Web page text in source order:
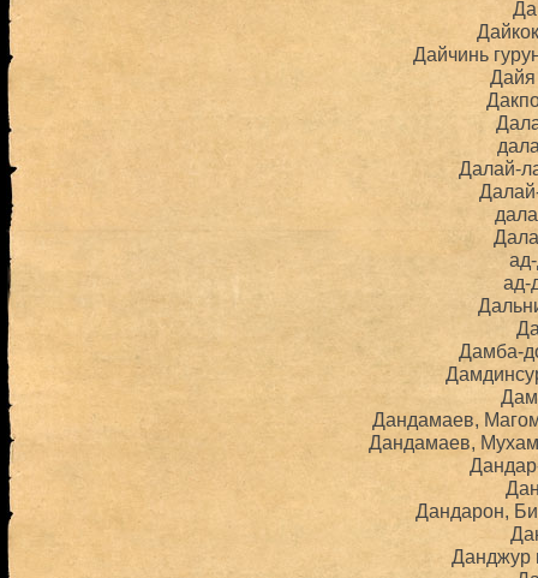
Дайчинь
Далай-
ад-
Дамба-
Дандамаев,
Дандамаев,
Дандарон,
Данджур